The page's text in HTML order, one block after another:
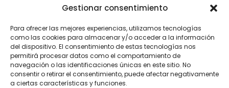
Gestionar consentimiento
Para ofrecer las mejores experiencias, utilizamos tecnologías
como las cookies para almacenar y/o acceder a la información
del dispositivo. El consentimiento de estas tecnologías nos
permitirá procesar datos como el comportamiento de
navegación o las identificaciones únicas en este sitio. No
consentir o retirar el consentimiento, puede afectar negativamente
a ciertas características y funciones.
Enviar